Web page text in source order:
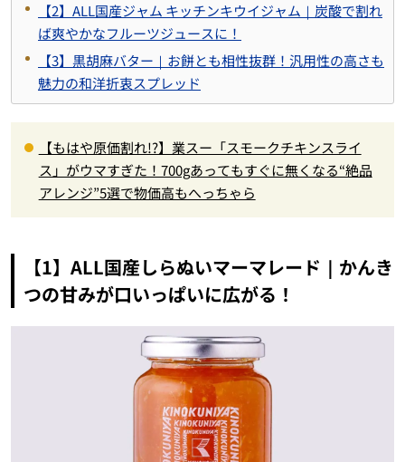
【2】ALL国産ジャム キッチンキウイジャム｜炭酸で割れ
ば爽やかなフルーツジュースに！
【3】黒胡麻バター｜お餅とも相性抜群！汎用性の高さも
魅力の和洋折衷スプレッド
【もはや原価割れ!?】業スー「スモークチキンスライ
ス」がウマすぎた！700gあってもすぐに無くなる“絶品
アレンジ”5選で物価高もへっちゃら
【1】ALL国産しらぬいマーマレード｜かんき
つの甘みが口いっぱいに広がる！